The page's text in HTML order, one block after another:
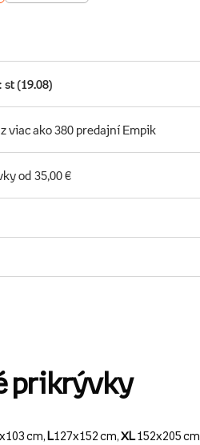
prikrývky
cm, L127x152 cm, XL152x205 cm